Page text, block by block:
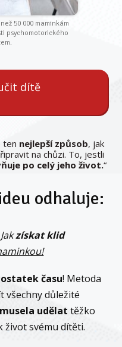
50 000 maminkám
psychomotorického
dítě
ten nejlepší způsob, jak
na chůzi. To, jestli
po celý jeho život.“
odhaluje:
Jakzískat klid
času! Metoda
všechny důležité
udělat těžko
život svému dítěti.